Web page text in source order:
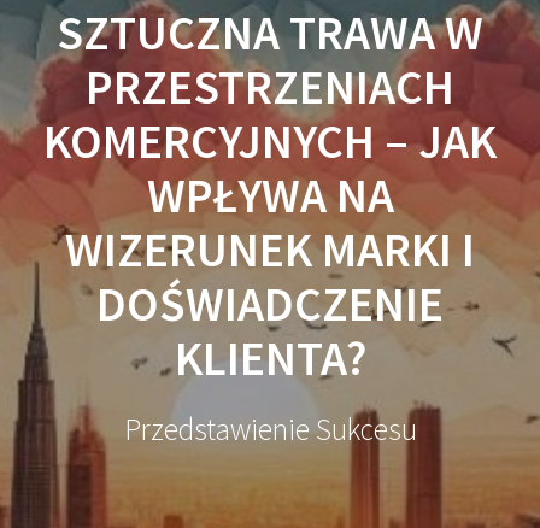
SZTUCZNA TRAWA W
PRZESTRZENIACH
KOMERCYJNYCH – JAK
WPŁYWA NA
WIZERUNEK MARKI I
DOŚWIADCZENIE
KLIENTA?
Przedstawienie Sukcesu